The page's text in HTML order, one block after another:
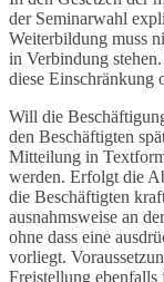
der Seminarwahl
Weiterbildung muss
in Verbindung
diese Einschränkung
Will die
den Beschäftigten
Mitteilung in
werden. Erfolgt die
die Beschäftigten
ausnahmsweise an
ohne dass eine
vorliegt.
Freistellung ebenfalls